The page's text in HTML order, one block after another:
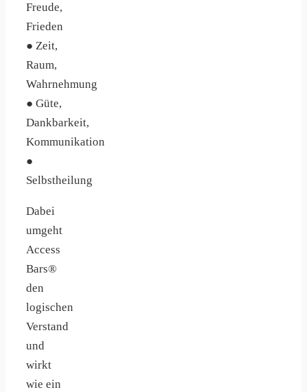
Freude,
Frieden
● Zeit,
Raum,
Wahrnehmung
● Güte,
Dankbarkeit,
Kommunikation
●
Selbstheilung
Dabei
umgeht
Access
Bars®
den
logischen
Verstand
und
wirkt
wie ein